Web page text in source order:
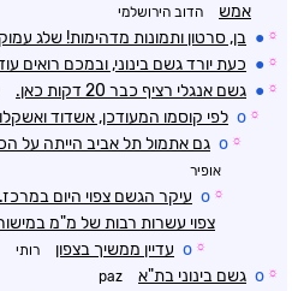
אמש
הדוב הירושלמי
☼
● בן, סרטון ותמונות מדהימות! שלג
☼
● כעת יורד גשם בינוני, ובמכם רואים
☼
● גשם אנגלי רציף כבר 20 דקות כאן.
☼
o לפי קוסמו המעודכן, אשדוד
☼
o גם אתמול תל אביב הייתה על הכווונת עם 200 ממ
אופיר
☼
o עיקר הגשם צפוי היום
צפוי עשרות רבות של מ"מ
☼
o עדיין ממשיך בצפון רותי
☼
o גשם בינוני בת"א paz